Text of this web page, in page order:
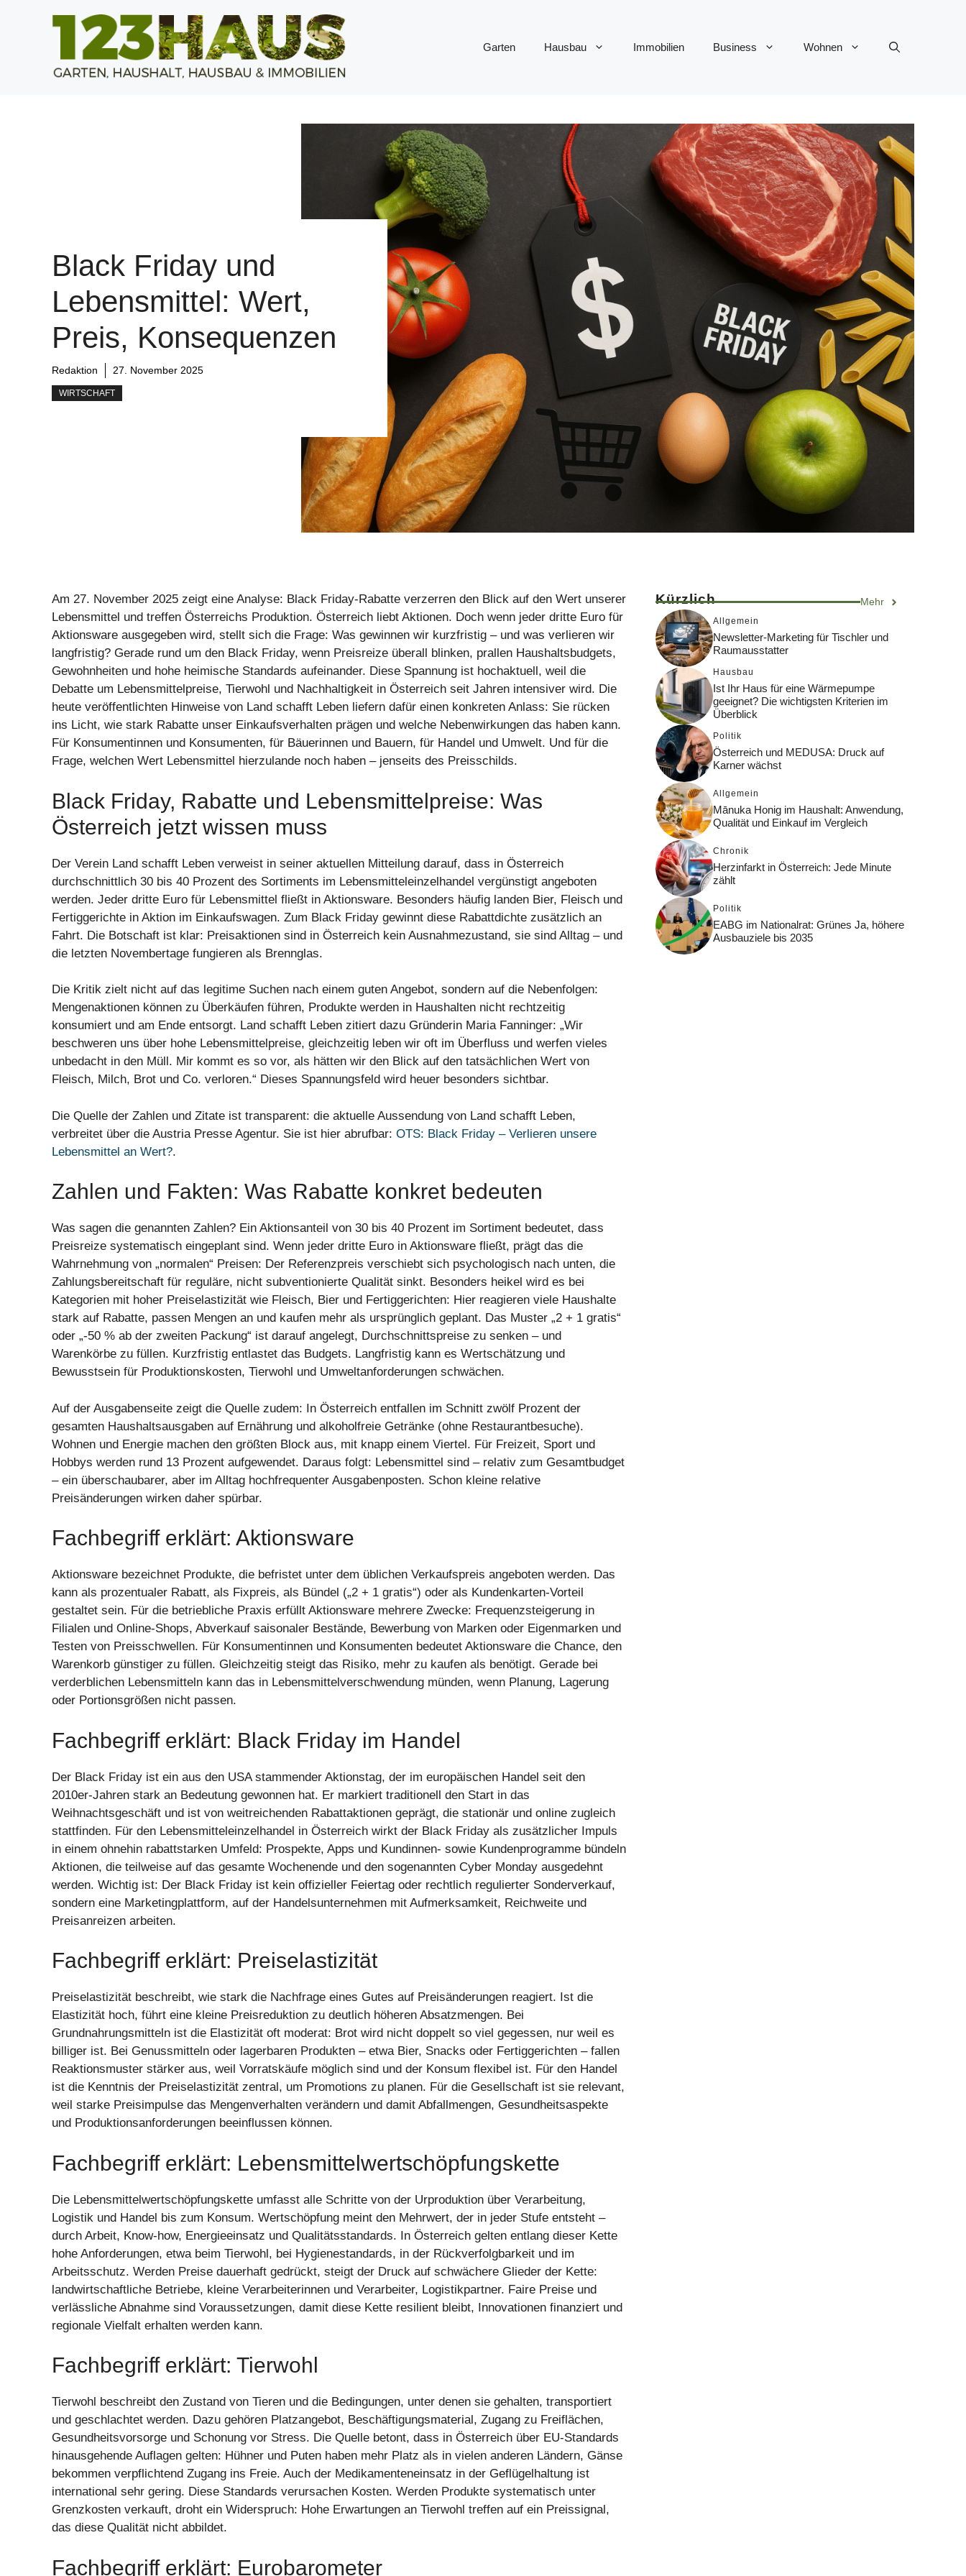
Garten Hausbau Immobilien Business Wohnen
Black Friday und
Lebensmittel: Wert,
Preis, Konsequenzen
Redaktion 27. November 2025
WIRTSCHAFT
Am 27. November 2025 zeigt eine Analyse: Black Friday-Rabatte verzerren den Blick auf den Wert unserer
Lebensmittel und treffen Österreichs Produktion. Österreich liebt Aktionen. Doch wenn jeder dritte Euro für
Aktionsware ausgegeben wird, stellt sich die Frage: Was gewinnen wir kurzfristig – und was verlieren wir
langfristig? Gerade rund um den Black Friday, wenn Preisreize überall blinken, prallen Haushaltsbudgets,
Gewohnheiten und hohe heimische Standards aufeinander. Diese Spannung ist hochaktuell, weil die
Debatte um Lebensmittelpreise, Tierwohl und Nachhaltigkeit in Österreich seit Jahren intensiver wird. Die
heute veröffentlichten Hinweise von Land schafft Leben liefern dafür einen konkreten Anlass: Sie rücken
ins Licht, wie stark Rabatte unser Einkaufsverhalten prägen und welche Nebenwirkungen das haben kann.
Für Konsumentinnen und Konsumenten, für Bäuerinnen und Bauern, für Handel und Umwelt. Und für die
Frage, welchen Wert Lebensmittel hierzulande noch haben – jenseits des Preisschilds.
Black Friday, Rabatte und Lebensmittelpreise: Was
Österreich jetzt wissen muss
Der Verein Land schafft Leben verweist in seiner aktuellen Mitteilung darauf, dass in Österreich
durchschnittlich 30 bis 40 Prozent des Sortiments im Lebensmitteleinzelhandel vergünstigt angeboten
werden. Jeder dritte Euro für Lebensmittel fließt in Aktionsware. Besonders häufig landen Bier, Fleisch und
Fertiggerichte in Aktion im Einkaufswagen. Zum Black Friday gewinnt diese Rabattdichte zusätzlich an
Fahrt. Die Botschaft ist klar: Preisaktionen sind in Österreich kein Ausnahmezustand, sie sind Alltag – und
die letzten Novembertage fungieren als Brennglas.
Die Kritik zielt nicht auf das legitime Suchen nach einem guten Angebot, sondern auf die Nebenfolgen:
Mengenaktionen können zu Überkäufen führen, Produkte werden in Haushalten nicht rechtzeitig
konsumiert und am Ende entsorgt. Land schafft Leben zitiert dazu Gründerin Maria Fanninger: „Wir
beschweren uns über hohe Lebensmittelpreise, gleichzeitig leben wir oft im Überfluss und werfen vieles
unbedacht in den Müll. Mir kommt es so vor, als hätten wir den Blick auf den tatsächlichen Wert von
Fleisch, Milch, Brot und Co. verloren.“ Dieses Spannungsfeld wird heuer besonders sichtbar.
Die Quelle der Zahlen und Zitate ist transparent: die aktuelle Aussendung von Land schafft Leben,
verbreitet über die Austria Presse Agentur. Sie ist hier abrufbar: OTS: Black Friday – Verlieren unsere
Lebensmittel an Wert?.
Zahlen und Fakten: Was Rabatte konkret bedeuten
Was sagen die genannten Zahlen? Ein Aktionsanteil von 30 bis 40 Prozent im Sortiment bedeutet, dass
Preisreize systematisch eingeplant sind. Wenn jeder dritte Euro in Aktionsware fließt, prägt das die
Wahrnehmung von „normalen“ Preisen: Der Referenzpreis verschiebt sich psychologisch nach unten, die
Zahlungsbereitschaft für reguläre, nicht subventionierte Qualität sinkt. Besonders heikel wird es bei
Kategorien mit hoher Preiselastizität wie Fleisch, Bier und Fertiggerichten: Hier reagieren viele Haushalte
stark auf Rabatte, passen Mengen an und kaufen mehr als ursprünglich geplant. Das Muster „2 + 1 gratis“
oder „-50 % ab der zweiten Packung“ ist darauf angelegt, Durchschnittspreise zu senken – und
Warenkörbe zu füllen. Kurzfristig entlastet das Budgets. Langfristig kann es Wertschätzung und
Bewusstsein für Produktionskosten, Tierwohl und Umweltanforderungen schwächen.
Auf der Ausgabenseite zeigt die Quelle zudem: In Österreich entfallen im Schnitt zwölf Prozent der
gesamten Haushaltsausgaben auf Ernährung und alkoholfreie Getränke (ohne Restaurantbesuche).
Wohnen und Energie machen den größten Block aus, mit knapp einem Viertel. Für Freizeit, Sport und
Hobbys werden rund 13 Prozent aufgewendet. Daraus folgt: Lebensmittel sind – relativ zum Gesamtbudget
– ein überschaubarer, aber im Alltag hochfrequenter Ausgabenposten. Schon kleine relative
Preisänderungen wirken daher spürbar.
Fachbegriff erklärt: Aktionsware
Aktionsware bezeichnet Produkte, die befristet unter dem üblichen Verkaufspreis angeboten werden. Das
kann als prozentualer Rabatt, als Fixpreis, als Bündel („2 + 1 gratis“) oder als Kundenkarten-Vorteil
gestaltet sein. Für die betriebliche Praxis erfüllt Aktionsware mehrere Zwecke: Frequenzsteigerung in
Filialen und Online-Shops, Abverkauf saisonaler Bestände, Bewerbung von Marken oder Eigenmarken und
Testen von Preisschwellen. Für Konsumentinnen und Konsumenten bedeutet Aktionsware die Chance, den
Warenkorb günstiger zu füllen. Gleichzeitig steigt das Risiko, mehr zu kaufen als benötigt. Gerade bei
verderblichen Lebensmitteln kann das in Lebensmittelverschwendung münden, wenn Planung, Lagerung
oder Portionsgrößen nicht passen.
Fachbegriff erklärt: Black Friday im Handel
Der Black Friday ist ein aus den USA stammender Aktionstag, der im europäischen Handel seit den
2010er-Jahren stark an Bedeutung gewonnen hat. Er markiert traditionell den Start in das
Weihnachtsgeschäft und ist von weitreichenden Rabattaktionen geprägt, die stationär und online zugleich
stattfinden. Für den Lebensmitteleinzelhandel in Österreich wirkt der Black Friday als zusätzlicher Impuls
in einem ohnehin rabattstarken Umfeld: Prospekte, Apps und Kundinnen- sowie Kundenprogramme bündeln
Aktionen, die teilweise auf das gesamte Wochenende und den sogenannten Cyber Monday ausgedehnt
werden. Wichtig ist: Der Black Friday ist kein offizieller Feiertag oder rechtlich regulierter Sonderverkauf,
sondern eine Marketingplattform, auf der Handelsunternehmen mit Aufmerksamkeit, Reichweite und
Preisanreizen arbeiten.
Fachbegriff erklärt: Preiselastizität
Preiselastizität beschreibt, wie stark die Nachfrage eines Gutes auf Preisänderungen reagiert. Ist die
Elastizität hoch, führt eine kleine Preisreduktion zu deutlich höheren Absatzmengen. Bei
Grundnahrungsmitteln ist die Elastizität oft moderat: Brot wird nicht doppelt so viel gegessen, nur weil es
billiger ist. Bei Genussmitteln oder lagerbaren Produkten – etwa Bier, Snacks oder Fertiggerichten – fallen
Reaktionsmuster stärker aus, weil Vorratskäufe möglich sind und der Konsum flexibel ist. Für den Handel
ist die Kenntnis der Preiselastizität zentral, um Promotions zu planen. Für die Gesellschaft ist sie relevant,
weil starke Preisimpulse das Mengenverhalten verändern und damit Abfallmengen, Gesundheitsaspekte
und Produktionsanforderungen beeinflussen können.
Fachbegriff erklärt: Lebensmittelwertschöpfungskette
Die Lebensmittelwertschöpfungskette umfasst alle Schritte von der Urproduktion über Verarbeitung,
Logistik und Handel bis zum Konsum. Wertschöpfung meint den Mehrwert, der in jeder Stufe entsteht –
durch Arbeit, Know-how, Energieeinsatz und Qualitätsstandards. In Österreich gelten entlang dieser Kette
hohe Anforderungen, etwa beim Tierwohl, bei Hygienestandards, in der Rückverfolgbarkeit und im
Arbeitsschutz. Werden Preise dauerhaft gedrückt, steigt der Druck auf schwächere Glieder der Kette:
landwirtschaftliche Betriebe, kleine Verarbeiterinnen und Verarbeiter, Logistikpartner. Faire Preise und
verlässliche Abnahme sind Voraussetzungen, damit diese Kette resilient bleibt, Innovationen finanziert und
regionale Vielfalt erhalten werden kann.
Fachbegriff erklärt: Tierwohl
Tierwohl beschreibt den Zustand von Tieren und die Bedingungen, unter denen sie gehalten, transportiert
und geschlachtet werden. Dazu gehören Platzangebot, Beschäftigungsmaterial, Zugang zu Freiflächen,
Gesundheitsvorsorge und Schonung vor Stress. Die Quelle betont, dass in Österreich über EU-Standards
hinausgehende Auflagen gelten: Hühner und Puten haben mehr Platz als in vielen anderen Ländern, Gänse
bekommen verpflichtend Zugang ins Freie. Auch der Medikamenteneinsatz in der Geflügelhaltung ist
international sehr gering. Diese Standards verursachen Kosten. Werden Produkte systematisch unter
Grenzkosten verkauft, droht ein Widerspruch: Hohe Erwartungen an Tierwohl treffen auf ein Preissignal,
das diese Qualität nicht abbildet.
Fachbegriff erklärt: Eurobarometer
Kürzlich Mehr
Allgemein
Newsletter-Marketing für Tischler und
Raumausstatter
Hausbau
Ist Ihr Haus für eine Wärmepumpe
geeignet? Die wichtigsten Kriterien im
Überblick
Politik
Österreich und MEDUSA: Druck auf
Karner wächst
Allgemein
Mānuka Honig im Haushalt: Anwendung,
Qualität und Einkauf im Vergleich
Chronik
Herzinfarkt in Österreich: Jede Minute
zählt
Politik
EABG im Nationalrat: Grünes Ja, höhere
Ausbauziele bis 2035